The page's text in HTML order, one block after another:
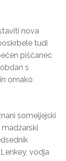
nova
tudi
piščanec
s
omako
someljejski
vodja